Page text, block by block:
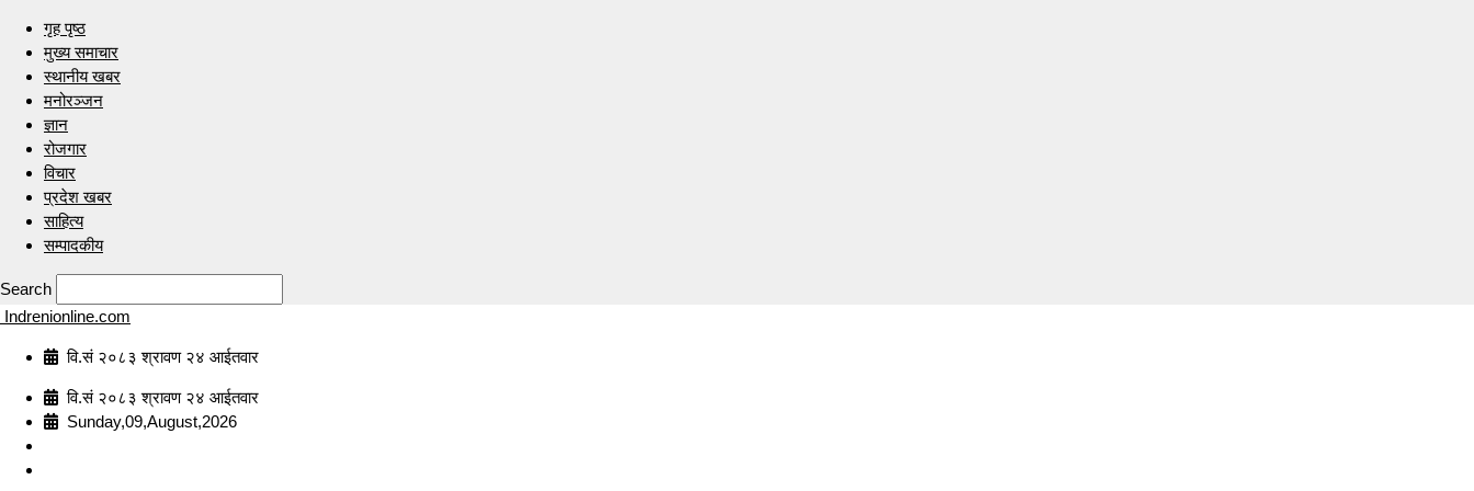
गृह पृष्ठ
मुख्य समाचार
स्थानीय खबर
मनोरञ्जन
ज्ञान
रोजगार
विचार
प्रदेश खबर
साहित्य
सम्पादकीय
Search
Indrenionline.com
वि.सं २०८३ श्रावण २४ आईतवार
वि.सं २०८३ श्रावण २४ आईतवार
Sunday,09,August,2026